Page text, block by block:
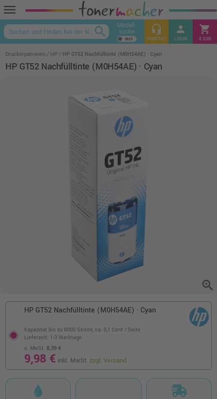
menu
keyboard_arrow_up
search Modell-
suche headset_mic
KONTAKT
person
LOGIN
shopping_cart
€ 0,00
Druckerpatronen HP HP GT52 Nachfülltinte (M0H54AE) · Cyan
HP GT52 Nachfülltinte (M0H54AE) · Cyan
zoom_in
HP GT52 Nachfülltinte (M0H54AE) · Cyan
Kapazität bis zu 8000 Seiten, ca. 0,1 Cent / Seite
o. MwSt. 8,39 €
9,98 € inkl. MwSt.zzgl. Versand
Lieferzeit: 1-3 Werktage